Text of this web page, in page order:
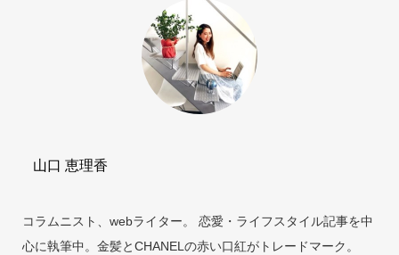
山口 恵理香
コラムニスト、webライター。 恋愛・ライフスタイル記事を中
心に執筆中。金髪とCHANELの赤い口紅がトレードマーク。